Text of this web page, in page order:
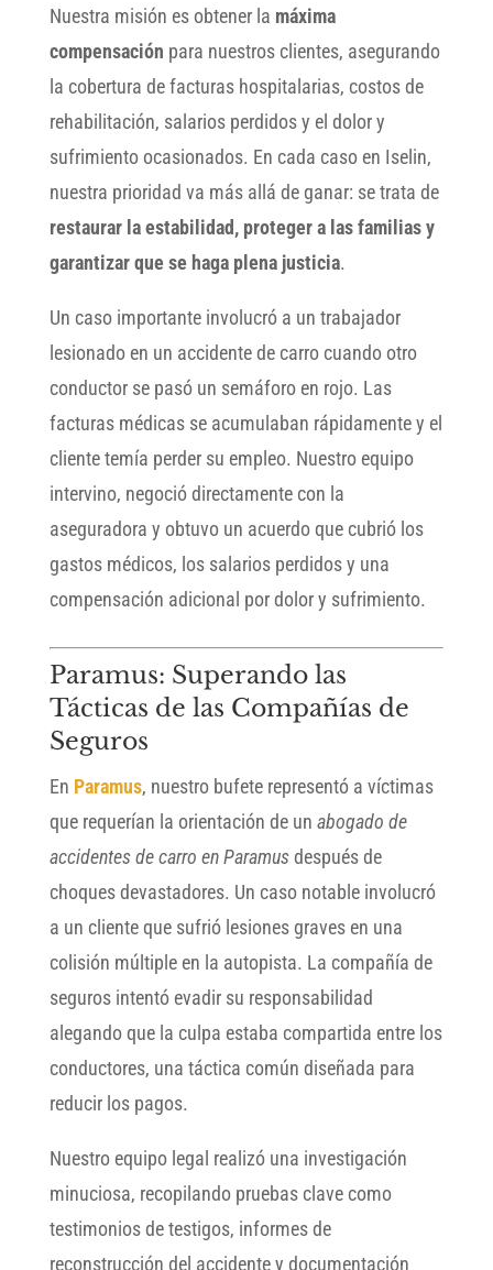
Nuestra misión es obtener la máxima
compensación para nuestros clientes, asegurando
la cobertura de facturas hospitalarias, costos de
rehabilitación, salarios perdidos y el dolor y
sufrimiento ocasionados. En cada caso en Iselin,
nuestra prioridad va más allá de ganar: se trata de
restaurar la estabilidad, proteger a las familias y
garantizar que se haga plena justicia.
Un caso importante involucró a un trabajador
lesionado en un accidente de carro cuando otro
conductor se pasó un semáforo en rojo. Las
facturas médicas se acumulaban rápidamente y el
cliente temía perder su empleo. Nuestro equipo
intervino, negoció directamente con la
aseguradora y obtuvo un acuerdo que cubrió los
gastos médicos, los salarios perdidos y una
compensación adicional por dolor y sufrimiento.
Paramus: Superando las
Tácticas de las Compañías de
Seguros
En Paramus, nuestro bufete representó a víctimas
que requerían la orientación de un abogado de
accidentes de carro en Paramusdespués de
choques devastadores. Un caso notable involucró
a un cliente que sufrió lesiones graves en una
colisión múltiple en la autopista. La compañía de
seguros intentó evadir su responsabilidad
alegando que la culpa estaba compartida entre los
conductores, una táctica común diseñada para
reducir los pagos.
Nuestro equipo legal realizó una investigación
minuciosa, recopilando pruebas clave como
testimonios de testigos, informes de
reconstrucción del accidente y documentación